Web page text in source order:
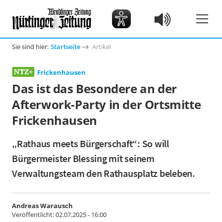
Sie sind hier: Startseite Artikel
Frickenhausen
Das ist das Besondere an der
Afterwork-Party in der Ortsmitte
Frickenhausen
„Rathaus meets Bürgerschaft“: So will
Bürgermeister Blessing mit seinem
Verwaltungsteam den Rathausplatz beleben.
Andreas Warausch
Veröffentlicht:02.07.2025 - 16:00